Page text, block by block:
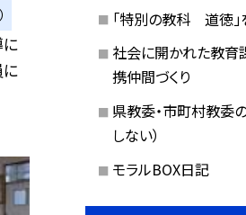
「特別の教科 道徳」
社会に開かれた教育
携仲間づくり
県教委・市町村教委
しない）
モラルBOX日記